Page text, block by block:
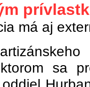
má aj
sa